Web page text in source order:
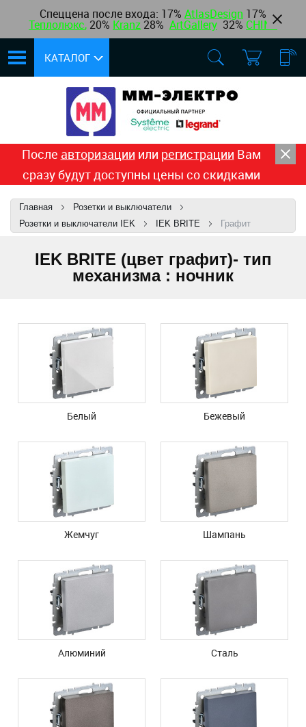
Спеццена после входа: 17% AtlasDesign 17%
Теплолюкс, 20% Kranz 28% ArtGallery 32% CHINT
КАТАЛОГ
После авторизации или регистрации Вам
сразу будут доступны цены со скидками
Главная
Розетки и выключатели
Розетки и выключатели IEK
IEK BRITE Графит
IEK BRITE (цвет графит)- тип
механизма : ночник
Белый Бежевый
Жемчуг Шампань
Алюминий Сталь